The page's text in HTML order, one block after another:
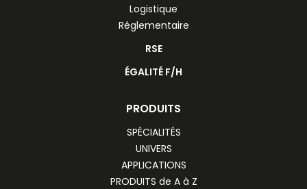
Logistique
Réglementaire
RSE
ÉGALITÉ F/H
PRODUITS
SPÉCIALITÉS
UNIVERS
APPLICATIONS
PRODUITS de A à Z